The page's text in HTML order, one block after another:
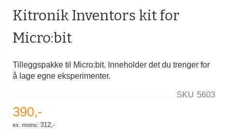
av
Kitronik Inventors kit for
Micro:bit
Tilleggspakke til Micro:bit. Inneholder det du trenger for
å lage egne eksperimenter.
SKU 5603
390,-
312,-